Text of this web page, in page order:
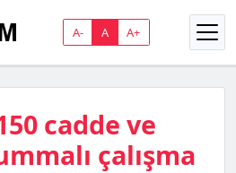
A- A A+
cadde ve
çalışma